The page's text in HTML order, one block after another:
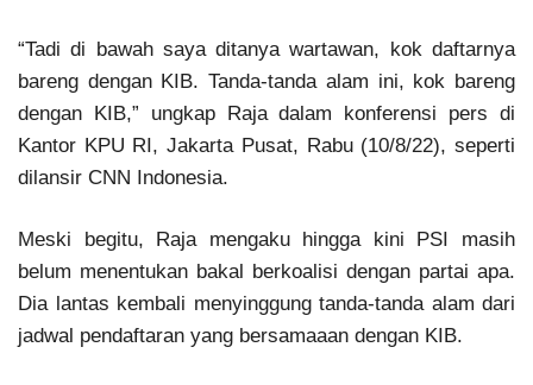
“Tadi di bawah saya ditanya wartawan, kok daftarnya
bareng dengan KIB. Tanda-tanda alam ini, kok bareng
dengan KIB,” ungkap Raja dalam konferensi pers di
Kantor KPU RI, Jakarta Pusat, Rabu (10/8/22), seperti
dilansir CNN Indonesia.
Meski begitu, Raja mengaku hingga kini PSI masih
belum menentukan bakal berkoalisi dengan partai apa.
Dia lantas kembali menyinggung tanda-tanda alam dari
jadwal pendaftaran yang bersamaaan dengan KIB.